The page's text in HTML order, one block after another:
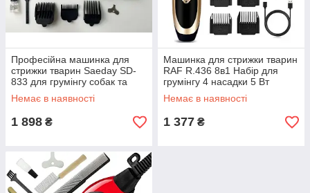
Професійна машинка для
стрижки тварин Saeday SD-
833 для грумінгу собак та
котів 10 Вт
Немає в наявності
1 898 ₴
Машинка для стрижки тварин
RAF R.436 8в1 Набір для
грумінгу 4 насадки 5 Вт
Немає в наявності
1 377 ₴